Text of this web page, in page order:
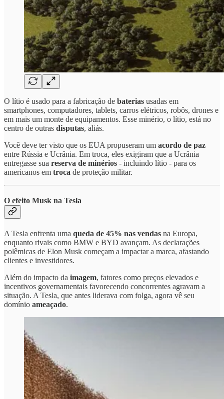
O lítio é usado para a fabricação de baterias usadas em
smartphones, computadores, tablets, carros elétricos, robôs, drones e
em mais um monte de equipamentos. Esse minério, o lítio, está no
centro de outras disputas, aliás.
Você deve ter visto que os EUA propuseram um acordo de paz
entre Rússia e Ucrânia. Em troca, eles exigiram que a Ucrânia
entregasse sua reserva de minérios - incluindo lítio - para os
americanos em troca de proteção militar.
O efeito Musk na Tesla
A Tesla enfrenta uma queda de 45% nas vendas na Europa,
enquanto rivais como BMW e BYD avançam. As declarações
polêmicas de Elon Musk começam a impactar a marca, afastando
clientes e investidores.
Além do impacto da imagem, fatores como preços elevados e
incentivos governamentais favorecendo concorrentes agravam a
situação. A Tesla, que antes liderava com folga, agora vê seu
domínio ameaçado.